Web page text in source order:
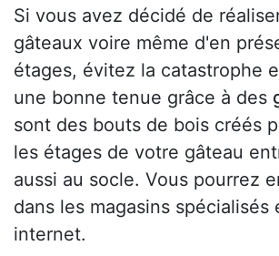
Si vous avez décidé de
gâteaux voire même d'en
étages, évitez la catastrophe
une bonne tenue grâce à des
sont des bouts de bois créés
les étages de votre gâteau
aussi au socle. Vous pourrez
dans les magasins spécialisés
internet.